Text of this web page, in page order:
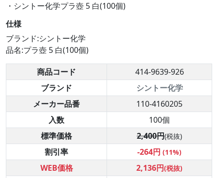
・シントー化学プラ壺 5 白(100個)
仕様
ブランド:シントー化学
品名:プラ壺 5 白(100個)
商品コード
414-9639-926
ブランド
シントー化学
メーカー品番
110-4160205
入数
100個
標準価格
2,400円(税抜)
割引率 -264円 (11%)
WEB価格 2,136円(税抜)